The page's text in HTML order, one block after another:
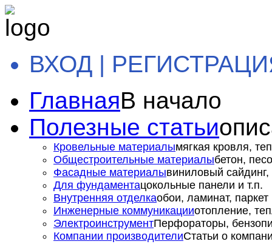
ВХОД |
ГлавнаяВ начало
Полезные статьи
Кровельные материалымягкая кровля,
Общестроительные материалыбетон,
Фасадные материалывиниловый сайдинг,
Для фундаментацокольные панели и т.п.
Внутренняя отделкаобои, ламинат, паркет
Инженерные коммуникацииотопление,
ЭлектроинструментПерфораторы,
Компании производителиСтатьи о